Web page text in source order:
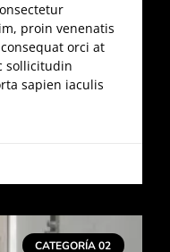
proin venenatis
orci at
sollicitudin
sapien iaculis
CATEGORÍA 02